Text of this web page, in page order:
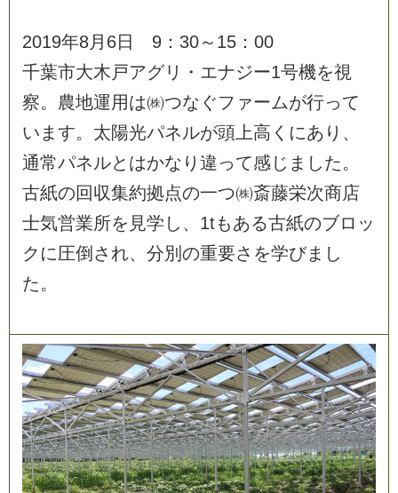
2019年8月 6日 9 ： 30～ 15 ： 00
千葉市大木 戸アグリ ・ エナジー1号機を視
察。 農地運用は㈱つな ぐフ ァームが行って
い ま す。 太陽光パネルが頭 上高 く にあ り 、
通常パネルと はかな り 違って感 じ ま した。
古紙の回収集約拠点の一つ㈱斎藤栄次商店
士気営業所を 見学 し 、 1tもある古紙のブロ ッ
ク に圧倒 さ れ、 分別 の重要さ を学びま し
た。